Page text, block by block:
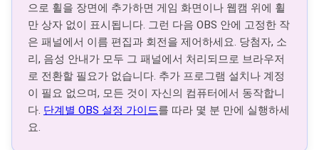
으로 휠을 장면에 추가하면 게임 화면이나 웹캠 위에 휠
만 상자 없이 표시됩니다. 그런 다음 OBS 안에 고정한 작
은 패널에서 이름 편집과 회전을 제어하세요. 당첨자, 소
리, 음성 안내가 모두 그 패널에서 처리되므로 브라우저
로 전환할 필요가 없습니다. 추가 프로그램 설치나 계정
이 필요 없으며, 모든 것이 자신의 컴퓨터에서 동작합니
다. 단계별 OBS 설정 가이드를 따라 몇 분 만에 실행하세
요.